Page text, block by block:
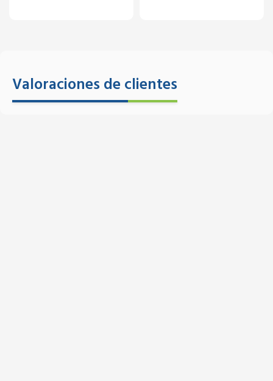
Valoraciones de clientes